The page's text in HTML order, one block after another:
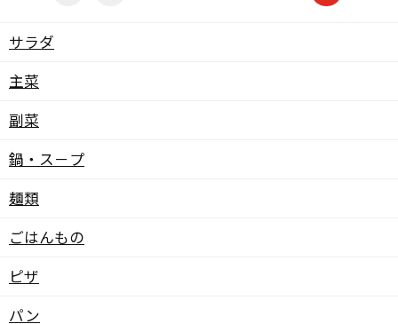
サラダ
主菜
副菜
鍋・ス－プ
麺類
ごはんもの
ピザ
パン